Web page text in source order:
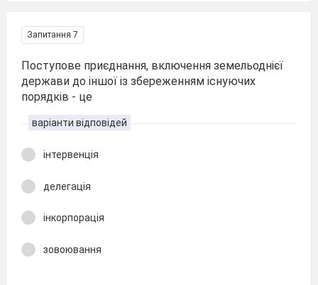
Запитання 7
Поступове приєднання, включення земельоднієї
держави до іншої із збереженням існуючих
порядків - це
варіанти відповідей
інтервенція
делегація
інкорпорація
зовоювання